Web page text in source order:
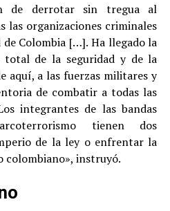
de derrotar sin tregua al
las organizaciones criminales
Colombia […]. Ha llegado la
total de la seguridad y de la
aquí, a las fuerzas militares y
de combatir a todas las
integrantes de las bandas
tienen dos
de la ley o enfrentar la
colombiano», instruyó.